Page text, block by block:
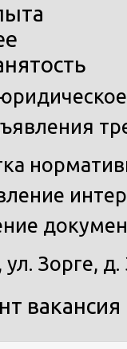
ул. Зорге, д.
вакансия